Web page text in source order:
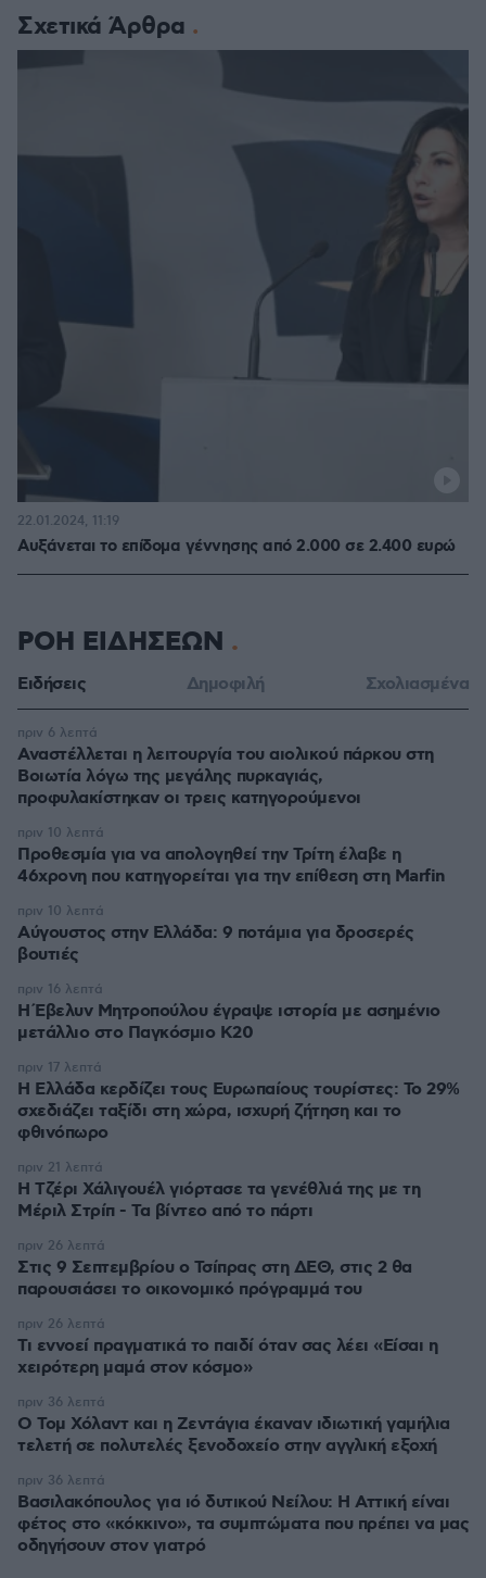
Σχετικά Άρθρα
Αυξάνεται το επίδομα γέννησης από 2.000 σε 2.400 ευρώ
22.01.2024, 11:19
ΡΟΗ ΕΙΔΗΣΕΩΝ
Ειδήσεις Δημοφιλή Σχολιασμένα
Αναστέλλεται η λειτουργία του αιολικού πάρκου στη
Βοιωτία λόγω της μεγάλης πυρκαγιάς,
προφυλακίστηκαν οι τρεις κατηγορούμενοι
πριν 6 λεπτά
Προθεσμία για να απολογηθεί την Τρίτη έλαβε η
46χρονη που κατηγορείται για την επίθεση στη Marfin
πριν 10 λεπτά
Αύγουστος στην Ελλάδα: 9 ποτάμια για δροσερές
βουτιές
πριν 10 λεπτά
Η Έβελυν Μητροπούλου έγραψε ιστορία με ασημένιο
μετάλλιο στο Παγκόσμιο Κ20
πριν 16 λεπτά
Η Ελλάδα κερδίζει τους Ευρωπαίους τουρίστες: Το 29%
σχεδιάζει ταξίδι στη χώρα, ισχυρή ζήτηση και το
φθινόπωρο
πριν 17 λεπτά
H Τζέρι Χάλιγουέλ γιόρτασε τα γενέθλιά της με τη
Μέριλ Στρίπ - Τα βίντεο από το πάρτι
πριν 21 λεπτά
Στις 9 Σεπτεμβρίου ο Τσίπρας στη ΔΕΘ, στις 2 θα
παρουσιάσει το οικονομικό πρόγραμμά του
πριν 26 λεπτά
Τι εννοεί πραγματικά το παιδί όταν σας λέει «Είσαι η
χειρότερη μαμά στον κόσμο»
πριν 26 λεπτά
O Τομ Χόλαντ και η Ζεντάγια έκαναν ιδιωτική γαμήλια
τελετή σε πολυτελές ξενοδοχείο στην αγγλική εξοχή
πριν 36 λεπτά
Βασιλακόπουλος για ιό δυτικού Νείλου: Η Αττική είναι
φέτος στο «κόκκινο», τα συμπτώματα που πρέπει να μας
οδηγήσουν στον γιατρό
πριν 36 λεπτά